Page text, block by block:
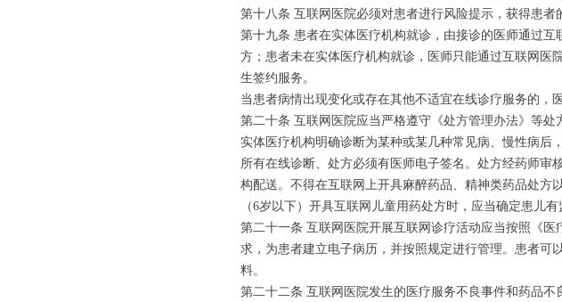
第十八条 互联网医院必须对患者进行风险提示，获得患者
第十九条 患者在实体医疗机构就诊，由接诊的医师通过
方；患者未在实体医疗机构就诊，医师只能通过互联网医
生签约服务。
当患者病情出现变化或存在其他不适宜在线诊疗服务的，
第二十条 互联网医院应当严格遵守《处方管理办法》等
实体医疗机构明确诊断为某种或某几种常见病、慢性病后
所有在线诊断、处方必须有医师电子签名。处方经药师
构配送。不得在互联网上开具麻醉药品、精神类药品处方
（6岁以下）开具互联网儿童用药处方时，应当确定患儿
第二十一条 互联网医院开展互联网诊疗活动应当按照《
求，为患者建立电子病历，并按照规定进行管理。患者可
料。
第二十二条 互联网医院发生的医疗服务不良事件和药品不